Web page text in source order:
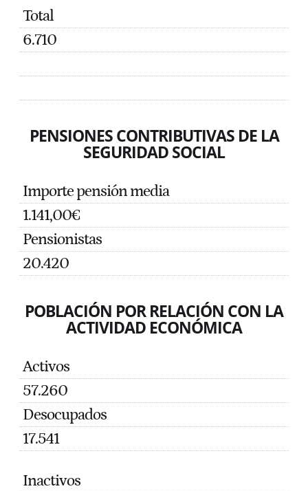
Total
6.710
PENSIONES CONTRIBUTIVAS DE LA
SEGURIDAD SOCIAL
Importe pensión media
1.141,00€
Pensionistas
20.420
POBLACIÓN POR RELACIÓN CON LA
ACTIVIDAD ECONÓMICA
Activos
57.260
Desocupados
17.541
Inactivos